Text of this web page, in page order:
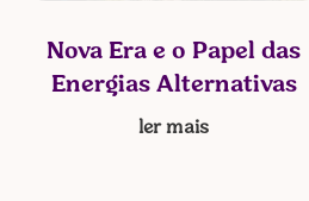
Nova Era e o Papel das
Energias Alternativas
ler mais